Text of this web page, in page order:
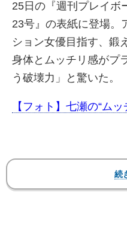
25日の『週刊プレイボ
23号』の表紙に登場。
ション女優目指す、鍛
身体とムッチリ感がプ
う破壊力」と驚いた。
【フォト】七瀬の“ム